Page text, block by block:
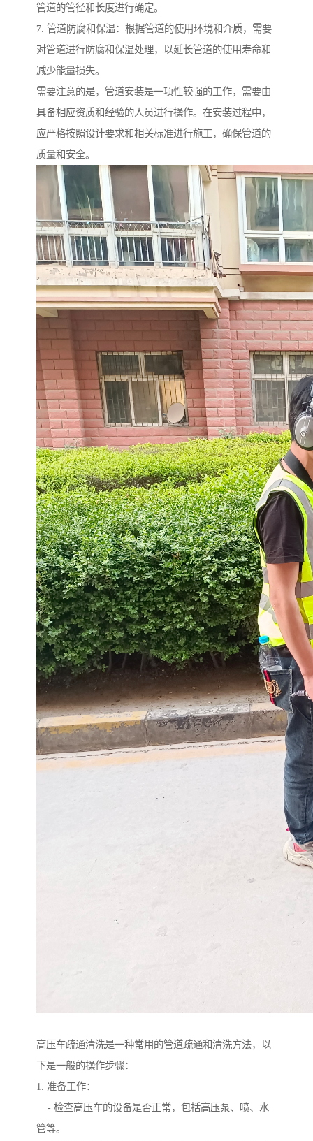
管道的管径和长度进行确定。
7. 管道防腐和保温：根据管道的使用环境和介质，需要
对管道进行防腐和保温处理，以延长管道的使用寿命和
减少能量损失。
需要注意的是，管道安装是一项性较强的工作，需要由
具备相应资质和经验的人员进行操作。在安装过程中，
应严格按照设计要求和相关标准进行施工，确保管道的
质量和安全。
高压车疏通清洗是一种常用的管道疏通和清洗方法，以
下是一般的操作步骤：
1. 准备工作：
- 检查高压车的设备是否正常，包括高压泵、喷、水
管等。